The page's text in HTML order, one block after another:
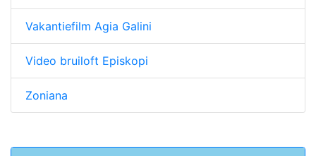
Vakantiefilm Agia Galini
Video bruiloft Episkopi
Zoniana